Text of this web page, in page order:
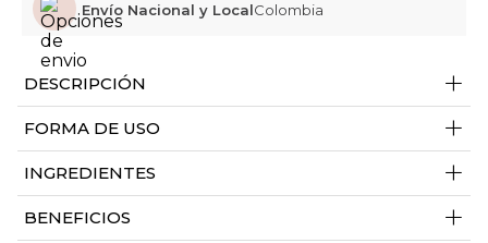
Envío Nacional y LocalColombia
DESCRIPCIÓN +
FORMA DE USO +
INGREDIENTES +
BENEFICIOS +